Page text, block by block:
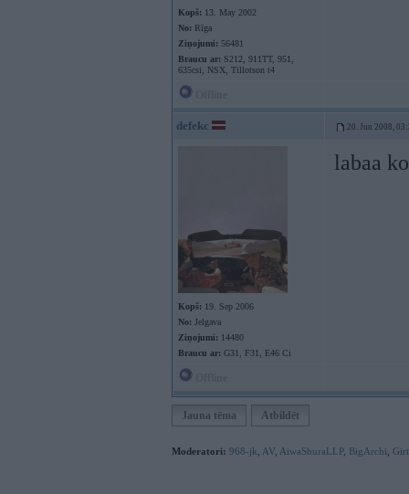
Kopš: 13. May 2002
No: Rīga
Ziņojumi: 56481
Braucu ar: S212, 911TT, 951,
635csi, NSX, Tillotson t4
defekc 20. Jun 2008,
Kopš: 19. Sep 2006
No: Jelgava
Ziņojumi: 14480
Braucu ar: G31, F31, E46 Ci
labaa
Jauna tēma Atbildēt
Moderatori: 968-jk AV AiwaShuraLLP, BigArchi